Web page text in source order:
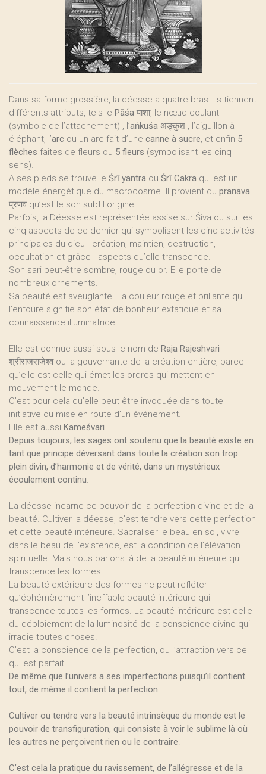
Dans sa forme grossière, la déesse a quatre bras. Ils tiennent
différents attributs, tels le Pāśa पाशा, le nœud coulant
(symbole de l’attachement) , l’aṅkuśa अङ्कुश , l’aiguillon à
éléphant, l’arc ou un arc fait d’une canne à sucre, et enfin 5
flèches faites de fleurs ou 5 fleurs (symbolisant les cinq
sens).
A ses pieds se trouve le Śrī yantra ou Śrī Cakra qui est un
modèle énergétique du macrocosme. Il provient du praṇava
प्रणवqu’est le son subtil originel.
Parfois, la Déesse est représentée assise sur Śiva ou sur les
cinq aspects de ce dernier qui symbolisent les cinq activités
principales du dieu - création, maintien, destruction,
occultation et grâce - aspects qu’elle transcende.
Son sari peut-être sombre, rouge ou or. Elle porte de
nombreux ornements.
Sa beauté est aveuglante. La couleur rouge et brillante qui
l’entoure signifie son état de bonheur extatique et sa
connaissance illuminatrice.
Elle est connue aussi sous le nom de Raja Rajeshvari
श्रीराजराजेश्वou la gouvernante de la création entière, parce
qu’elle est celle qui émet les ordres qui mettent en
mouvement le monde.
C’est pour cela qu’elle peut être invoquée dans toute
initiative ou mise en route d’un événement.
Elle est aussi Kameśvari.
Depuis toujours, les sages ont soutenu que la beauté existe en
tant que principe déversant dans toute la création son trop
plein divin, d’harmonie et de vérité, dans un mystérieux
écoulement continu.
La déesse incarne ce pouvoir de la perfection divine et de la
beauté. Cultiver la déesse, c’est tendre vers cette perfection
et cette beauté intérieure. Sacraliser le beau en soi, vivre
dans le beau de l’existence, est la condition de l’élévation
spirituelle. Mais nous parlons là de la beauté intérieure qui
transcende les formes.
La beauté extérieure des formes ne peut refléter
qu’éphémèrement l’ineffable beauté intérieure qui
transcende toutes les formes. La beauté intérieure est celle
du déploiement de la luminosité de la conscience divine qui
irradie toutes choses.
C’est la conscience de la perfection, ou l’attraction vers ce
qui est parfait.
De même que l’univers a ses imperfections puisqu’il contient
tout, de même il contient la perfection.
Cultiver ou tendre vers la beauté intrinsèque du monde est le
pouvoir de transfiguration, qui consiste à voir le sublime là où
les autres ne perçoivent rien ou le contraire.
C’est cela la pratique du ravissement, de l’allégresse et de la